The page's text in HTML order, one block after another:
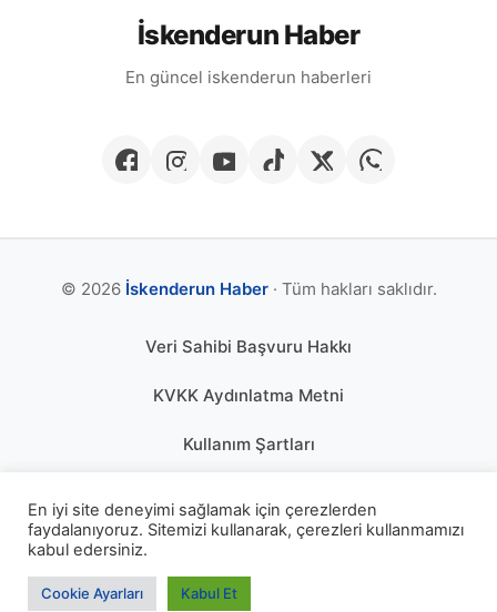
İskenderun Haber
En güncel iskenderun haberleri
© 2026 İskenderun Haber· Tüm hakları saklıdır.
Veri Sahibi Başvuru Hakkı
KVKK Aydınlatma Metni
Kullanım Şartları
Çerez Politikası
KÜNYE
En iyi site deneyimi sağlamak için çerezlerden
faydalanıyoruz. Sitemizi kullanarak, çerezleri kullanmamızı
kabul edersiniz.
Cookie Ayarları Kabul Et